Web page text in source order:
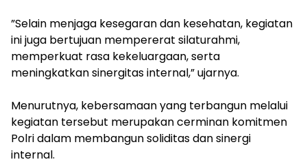
‎”Selain menjaga kesegaran dan kesehatan, kegiatan
ini juga bertujuan mempererat silaturahmi,
memperkuat rasa kekeluargaan, serta
meningkatkan sinergitas internal,” ujarnya.
‎Menurutnya, kebersamaan yang terbangun melalui
kegiatan tersebut merupakan cerminan komitmen
Polri dalam membangun soliditas dan sinergi
internal.